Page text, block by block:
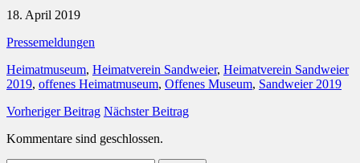
18. April 2019
Pressemeldungen
Heimatmuseum, Heimatverein Sandweier, Heimatverein Sandweier
2019, offenes Heimatmuseum, Offenes Museum, Sandweier 2019
Vorheriger Beitrag Nächster Beitrag
Kommentare sind geschlossen.